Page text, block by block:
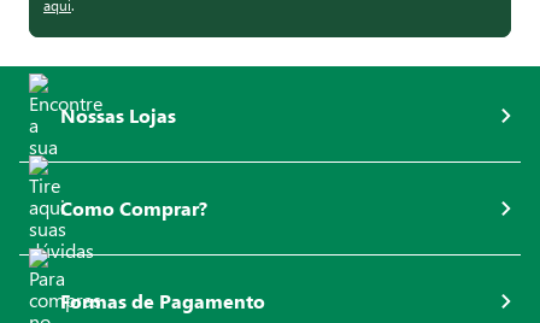
aqui.
Nossas Lojas
Como Comprar?
Formas de Pagamento